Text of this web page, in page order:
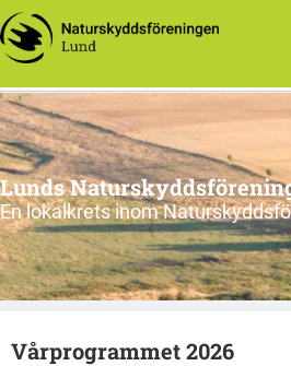
Lunds
En lokalkrets inom
Vårprogrammet 2026